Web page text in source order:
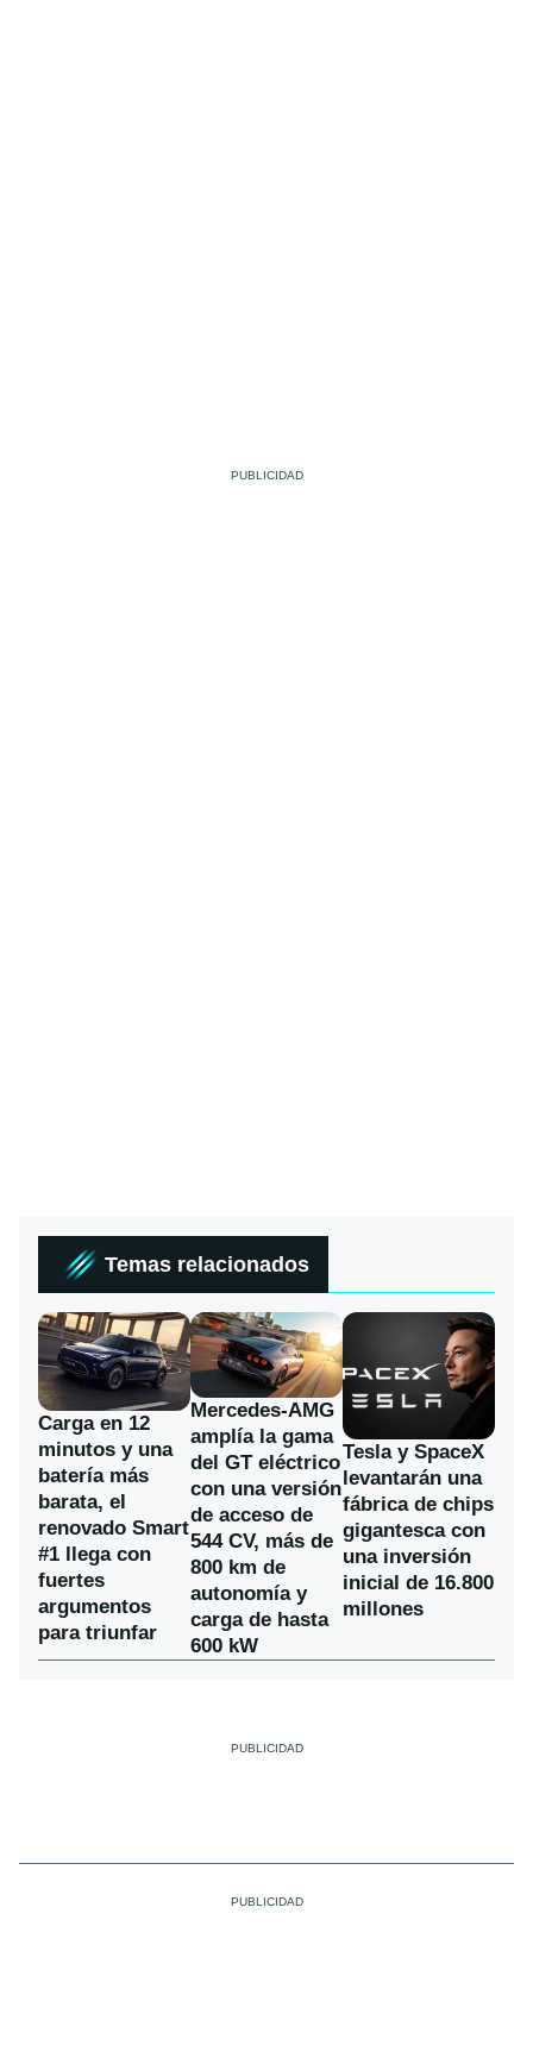
Temas relacionados
Carga en 12
minutos y una
batería más
barata, el
renovado Smart
#1 llega con
fuertes
argumentos
para triunfar
Mercedes-AMG
amplía la gama
del GT eléctrico
con una versión
de acceso de
544 CV, más de
800 km de
autonomía y
carga de hasta
600 kW
Tesla y SpaceX
levantarán una
fábrica de chips
gigantesca con
una inversión
inicial de 16.800
millones